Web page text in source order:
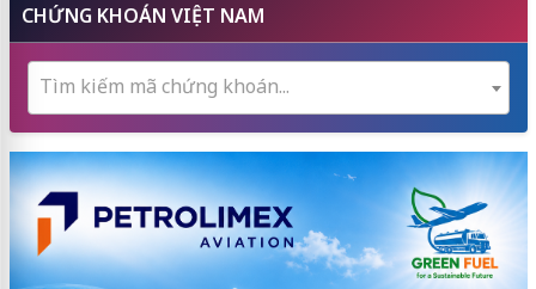
CHỨNG KHOÁN VIỆT NAM
Tìm kiếm mã chứng khoán...